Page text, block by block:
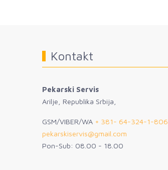
Kontakt
Pekarski Servis
Arilje, Republika Srbija,
GSM/VIBER/WA + 381- 64-324-1-806
pekarskiservis@gmail.com
Pon-Sub: 08.00 - 18.00